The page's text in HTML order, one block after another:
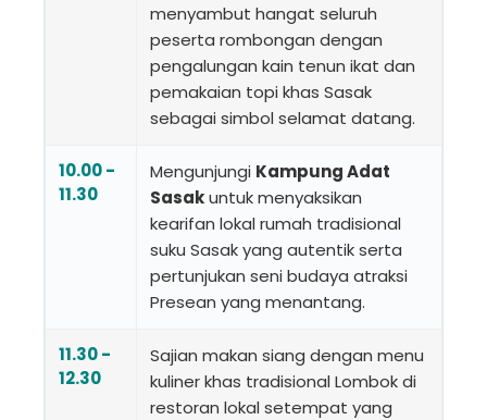
menyambut hangat seluruh
peserta rombongan dengan
pengalungan kain tenun ikat dan
pemakaian topi khas Sasak
sebagai simbol selamat datang.
10.00 -
11.30
Mengunjungi Kampung Adat
Sasakuntuk menyaksikan
kearifan lokal rumah tradisional
suku Sasak yang autentik serta
pertunjukan seni budaya atraksi
Presean yang menantang.
11.30 -
12.30
Sajian makan siang dengan menu
kuliner khas tradisional Lombok di
restoran lokal setempat yang